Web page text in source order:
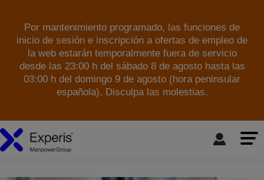
Por mantenimiento programado, las funciones de
inicio de sesión e inscripción a ofertas de empleo de
la web estarán temporalmente fuera de servicio
desde las 23:00 h del sábado 8 de agosto hasta las
03:00 h del domingo 9 de agosto (hora peninsular
española). Disculpa las molestias.